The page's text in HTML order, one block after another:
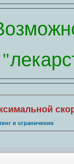
и ограничения